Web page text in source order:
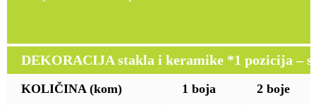
DEKORACIJA stakla i keramike *1 pozicija –
KOLIČINA (kom) 1 boja 2 boje